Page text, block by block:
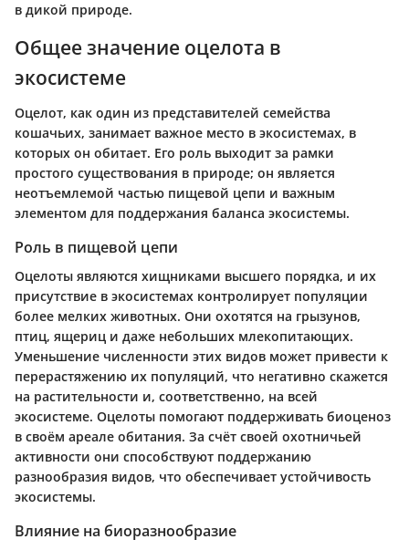
в дикой природе.
Общее значение оцелота в
экосистеме
Оцелот, как один из представителей семейства
кошачьих, занимает важное место в экосистемах, в
которых он обитает. Его роль выходит за рамки
простого существования в природе; он является
неотъемлемой частью пищевой цепи и важным
элементом для поддержания баланса экосистемы.
Роль в пищевой цепи
Оцелоты являются хищниками высшего порядка, и их
присутствие в экосистемах контролирует популяции
более мелких животных. Они охотятся на грызунов,
птиц, ящериц и даже небольших млекопитающих.
Уменьшение численности этих видов может привести к
перерастяжению их популяций, что негативно скажется
на растительности и, соответственно, на всей
экосистеме. Оцелоты помогают поддерживать биоценоз
в своём ареале обитания. За счёт своей охотничьей
активности они способствуют поддержанию
разнообразия видов, что обеспечивает устойчивость
экосистемы.
Влияние на биоразнообразие